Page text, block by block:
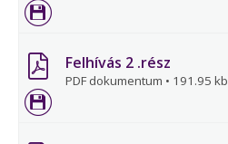
Felhívás 2 .rész
PDF dokumentum • 191.95 kb